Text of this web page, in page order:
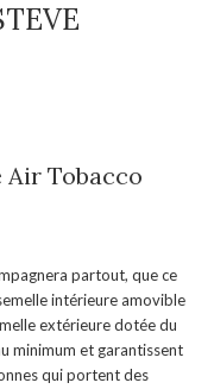
Air Tobacco
partout, que ce
intérieure amovible
extérieure dotée du
minimum et garantissent
qui portent des